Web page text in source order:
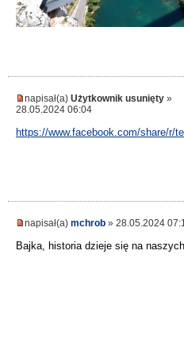
napisał(a) Użytkownik usunięty »
28.05.2024 06:04
https://www.facebook.com/share/r/
napisał(a) mchrob » 28.05.2024
Bajka, historia dzieje się na